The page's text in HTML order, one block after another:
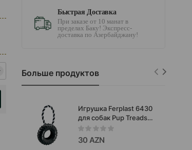
Быстрая Доставка
При заказе от 10 манат в
пределах Баку! Экспресс-
доставка по Азербайджану!
Больше продуктов
Игрушка Ferplast 6430
для собак Pup Treads
прочная интерактивная
, созданная для
активных игр и
30 AZN